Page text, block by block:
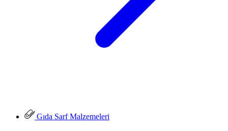
Gıda Sarf Malzemeleri